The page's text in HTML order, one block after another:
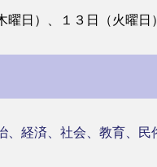
日）、１３日（火曜日
、経済、社会、教育、